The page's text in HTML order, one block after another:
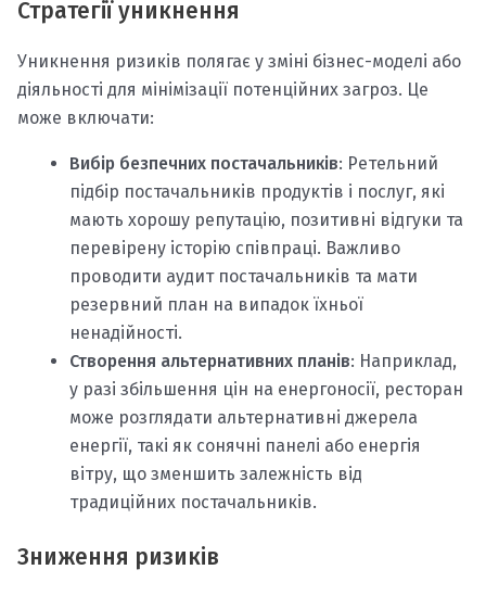
Стратегії уникнення
Уникнення ризиків полягає у зміні бізнес-моделі або
діяльності для мінімізації потенційних загроз. Це
може включати:
Вибір безпечних постачальників: Ретельний
підбір постачальників продуктів і послуг, які
мають хорошу репутацію, позитивні відгуки та
перевірену історію співпраці. Важливо
проводити аудит постачальників та мати
резервний план на випадок їхньої
ненадійності.
Створення альтернативних планів: Наприклад,
у разі збільшення цін на енергоносії, ресторан
може розглядати альтернативні джерела
енергії, такі як сонячні панелі або енергія
вітру, що зменшить залежність від
традиційних постачальників.
Зниження ризиків